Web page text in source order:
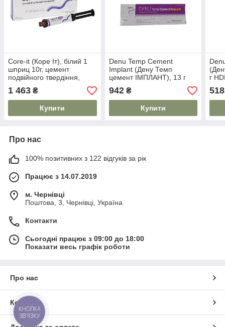
Core-it (Коре Іт), білий 1
шприц 10г, цемент
подвійного твердіння,
Spident
1 463 ₴
Купити
Denu Temp Cement
Implant (Дену Темп
цемент ІМПЛАНТ), 13 г
HDI
942₴
Купити
г
518
Про нас
100% позитивних з 122 відгуків за рік
Працює з 14.07.2019
м. Чернівці
Поштова, 3, Чернівці, Україна
Контакти
Сьогодні працює з 09:00 до 18:00
Показати весь графік роботи
Про нас
Контакти
КНОПКА
ЗВ'ЯЗКУ